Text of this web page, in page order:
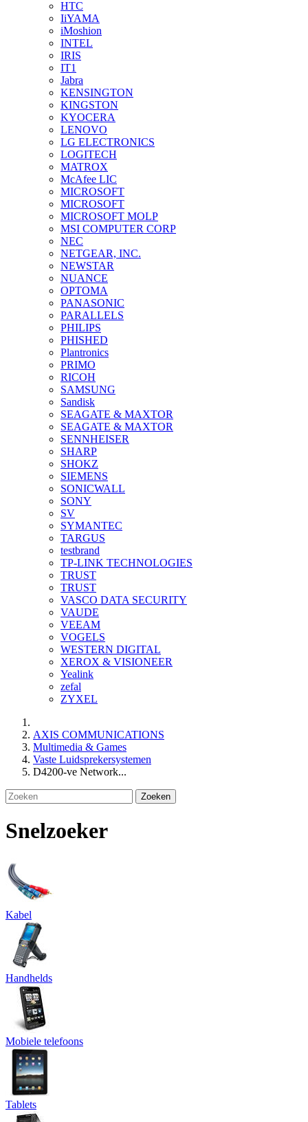
HTC
IiYAMA
iMoshion
INTEL
IRIS
IT1
Jabra
KENSINGTON
KINGSTON
KYOCERA
LENOVO
LG ELECTRONICS
LOGITECH
MATROX
McAfee LIC
MICROSOFT
MICROSOFT
MICROSOFT MOLP
MSI COMPUTER CORP
NEC
NETGEAR, INC.
NEWSTAR
NUANCE
OPTOMA
PANASONIC
PARALLELS
PHILIPS
PHISHED
Plantronics
PRIMO
RICOH
SAMSUNG
Sandisk
SEAGATE & MAXTOR
SEAGATE & MAXTOR
SENNHEISER
SHARP
SHOKZ
SIEMENS
SONICWALL
SONY
SV
SYMANTEC
TARGUS
testbrand
TP-LINK TECHNOLOGIES
TRUST
TRUST
VASCO DATA SECURITY
VAUDE
VEEAM
VOGELS
WESTERN DIGITAL
XEROX & VISIONEER
Yealink
zefal
ZYXEL
AXIS COMMUNICATIONS
Multimedia & Games
Vaste Luidsprekersystemen
D4200-ve Network...
Zoeken
Snelzoeker
Kabel
Handhelds
Mobiele telefoons
Tablets